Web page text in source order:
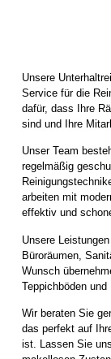
Unsere
Service für die
dafür, dass Ihre
sind und Ihre
Unser Team
regelmäßig
arbeiten mit
effektiv und
Unsere
Büroräumen,
Wunsch
Teppichböden und
Wir beraten Sie
das perfekt auf
ist. Lassen Sie